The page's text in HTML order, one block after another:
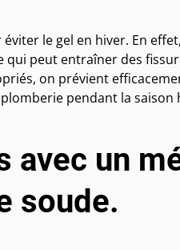
le gel en hiver. En
peut entraîner des
on prévient
pendant la saison
avec un
soude.